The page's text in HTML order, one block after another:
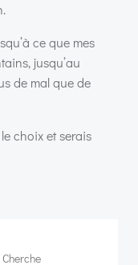
ce que mes
jusqu’au
de mal que de
choix et serais